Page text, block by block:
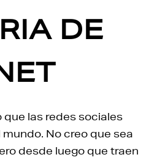
DE
las redes sociales
No creo que sea
desde luego que traen